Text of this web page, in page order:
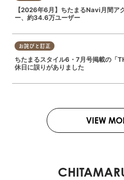
【2026年6月】ちたまるNavi月間ア
ー、約34.6万ユーザー
お詫びと訂正
ちたまるスタイル6・7月号掲載の「
休日に誤りがありました
VIEW